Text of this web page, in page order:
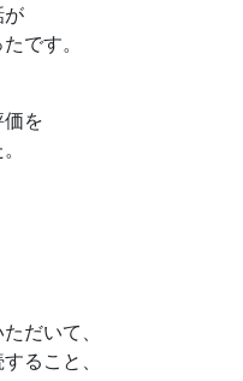
が
です。
を
だいて、
ること、